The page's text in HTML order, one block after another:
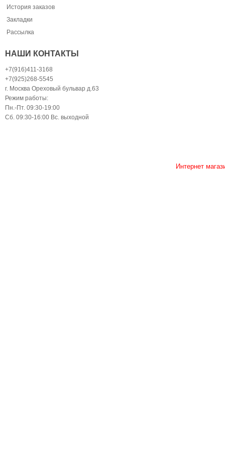
История заказов
Закладки
Рассылка
НАШИ КОНТАКТЫ
+7(916)411-3168
+7(925)268-5545
г. Москва Ореховый бульвар д.63
Режим работы:
Пн.-Пт. 09:30-19:00
Сб. 09:30-16:00 Вс. выходной
Интернет